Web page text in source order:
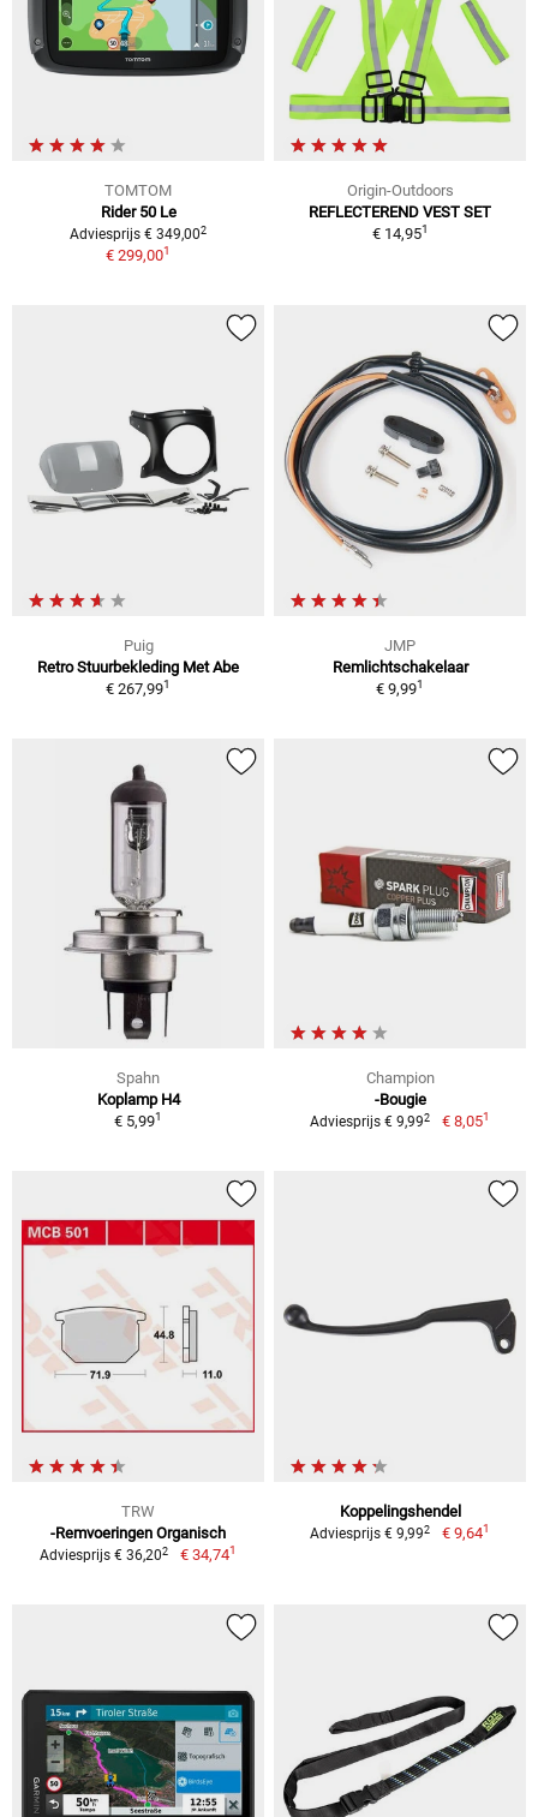
TOMTOM
Rider 50 Le
Adviesprijs € 349,002
€ 299,001
Origin-Outdoors
REFLECTEREND VEST SET
€ 14,951
Puig
Retro Stuurbekleding Met Abe
€ 267,991
JMP
Remlichtschakelaar
€ 9,991
Spahn
Koplamp H4
€ 5,991
Champion
-Bougie
Adviesprijs € 9,992 € 8,051
TRW
-Remvoeringen Organisch
Adviesprijs € 36,202 € 34,741
Koppelingshendel
Adviesprijs € 9,992 € 9,641